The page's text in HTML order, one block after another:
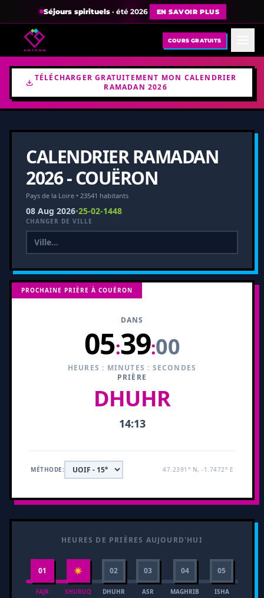
Séjours spirituels· été 2026 EN SAVOIR PLUS
COURS GRATUITS
TÉLÉCHARGER GRATUITEMENT MON CALENDRIER
RAMADAN 2026
CALENDRIER RAMADAN
2026 - COUËRON
Pays de la Loire • 23541 habitants
08 Aug 2026•25-02-1448
CHANGER DE VILLE
PROCHAINE PRIÈRE À COUËRON
DANS
05:38:59
HEURES : MINUTES : SECONDES
PRIÈRE
DHUHR
14:13
MÉTHODE: 47.2391° N, -1.7472° E
HEURES DE PRIÈRES AUJOURD'HUI
01
FAJR
☀
SHURUQ
02
DHUHR
03
ASR
04
MAGHRIB
05
ISHA